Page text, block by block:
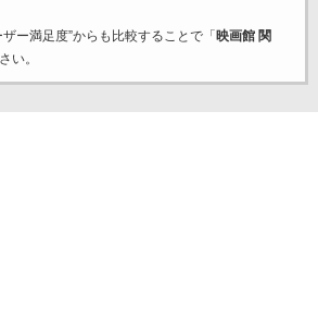
ー満足度”からも比較することで「 映画館 関
い。